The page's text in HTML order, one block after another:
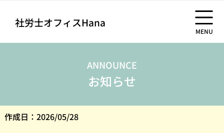
社労士オフィスHana
MENU
ANNOUNCE
お知らせ
作成日：2026/05/28